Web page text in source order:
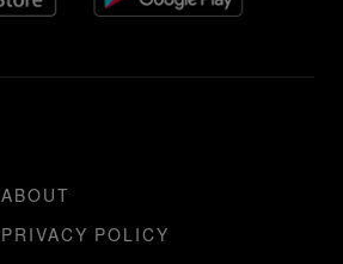
ABOUT
PRIVACY POLICY